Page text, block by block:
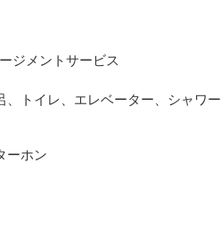
ジメントサービス
、トイレ、エレベーター、シャワー
ーホン